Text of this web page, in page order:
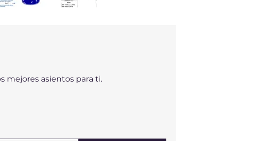
mejores asientos para ti.